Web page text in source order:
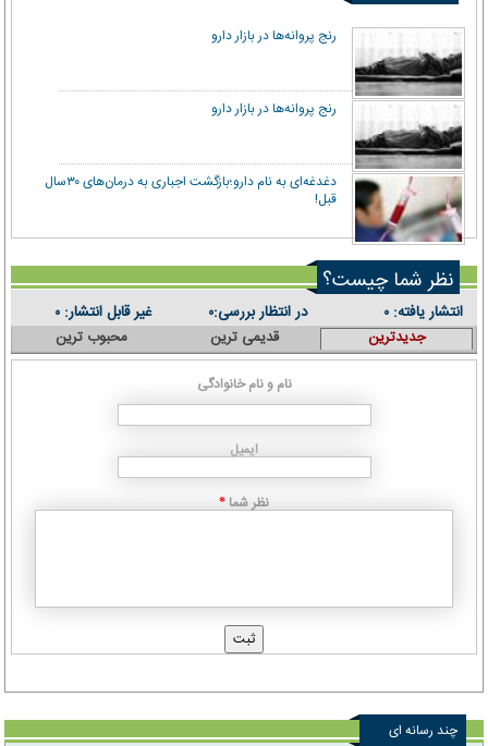
رنج پروانه‌ها در بازار دارو
رنج پروانه‌ها در بازار دارو
دغدغه‌ای به‌ نام دارو؛بازگشت اجباری به درمان‌های ۳۰‌سال
قبل!
نظر شما چیست؟
انتشار یافته: ۰ در انتظار بررسی:۰ غیر قابل انتشار: ۰
جدیدترین قدیمی ترین محبوب ترین
نام و نام خانوادگی
ایمیل
نظر شما *
چند رسانه ای